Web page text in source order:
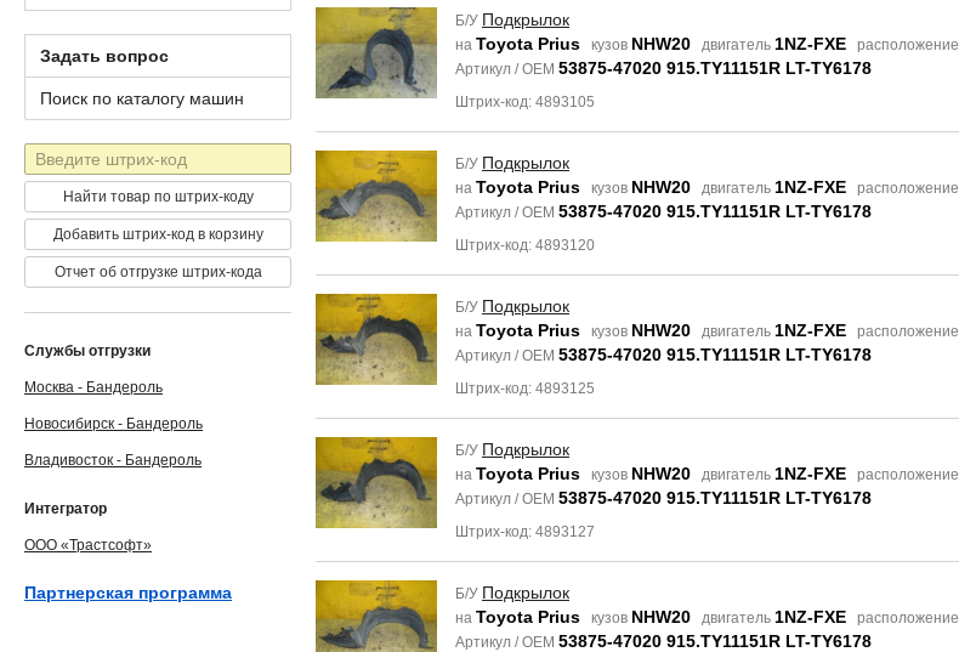
Б/У Подкрылок
на Toyota Prius кузов NHW20 двигатель 1NZ-FXE расположение
Артикул / OEM 53875-47020 915.TY11151R LT-TY6178
Штрих-код: 4893105
Б/У Подкрылок
на Toyota Prius кузов NHW20 двигатель 1NZ-FXE расположение
Артикул / OEM 53875-47020 915.TY11151R LT-TY6178
Штрих-код: 4893120
Б/У Подкрылок
на Toyota Prius кузов NHW20 двигатель 1NZ-FXE расположение
Артикул / OEM 53875-47020 915.TY11151R LT-TY6178
Штрих-код: 4893125
Б/У Подкрылок
на Toyota Prius кузов NHW20 двигатель 1NZ-FXE расположение
Артикул / OEM 53875-47020 915.TY11151R LT-TY6178
Штрих-код: 4893127
Б/У Подкрылок
на Toyota Prius кузов NHW20 двигатель 1NZ-FXE расположение
Артикул / OEM 53875-47020 915.TY11151R LT-TY6178
Задать вопрос
Поиск по каталогу машин
Штрих-
код
Найти товар по штрих-коду
Добавить штрих-код в корзину
Отчет об отгрузке штрих-кода
Службы отгрузки
Москва - Бандероль
Новосибирск - Бандероль
Владивосток - Бандероль
Интегратор
ООО «Трастсофт»
Партнерская программа